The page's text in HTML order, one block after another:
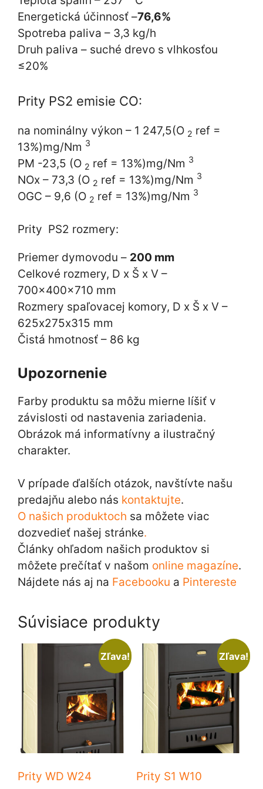
Energetická účinnosť –76,6%
Spotreba paliva – 3,3 kg/h
Druh paliva – suché drevo s vlhkosťou
≤20%
Prity PS2 emisie CO:
na nominálny výkon – 1 247,5(O 2 ref =
13%)mg/Nm 3
PM -23,5 (O 2 ref = 13%)mg/Nm 3
NOx – 73,3 (O 2 ref = 13%)mg/Nm 3
OGC – 9,6 (O 2 ref = 13%)mg/Nm 3
Prity PS2 rozmery:
Priemer dymovodu – 200 mm
Celkové rozmery, D x Š x V –
700x400x710 mm
Rozmery spaľovacej komory, D x Š x V –
625х275х315 mm
Čistá hmotnosť – 86 kg
Upozornenie
Farby produktu sa môžu mierne líšiť v
závislosti od nastavenia zariadenia.
Obrázok má informatívny a ilustračný
charakter.
V prípade ďalších otázok, navštívte našu
predajňu alebo nás kontaktujte.
O našich produktoch sa môžete viac
dozvedieť našej stránke.
Články ohľadom našich produktov si
môžete prečítať v našom online magazíne.
Nájdete nás aj na Facebooku a Pintereste
Súvisiace produkty
Zľava!
Prity WD W24
Zľava!
Prity S1 W10